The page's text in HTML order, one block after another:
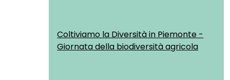
Coltiviamo la Diversità in Piemonte -
Giornata della biodiversità agricola